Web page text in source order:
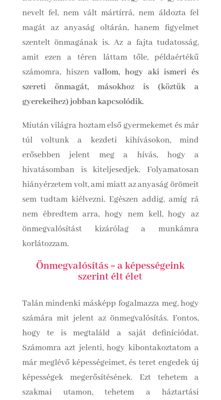
nevelt fel, nem vált mártírrá, nem áldozta fel
magát az anyaság oltárán, hanem figyelmet
szentelt önmagának is. Az a fajta tudatosság,
amit ezen a téren láttam tőle, példaértékű
számomra, hiszenvallom, hogy aki ismeri és
szereti önmagát, másokhoz is (köztük a
gyerekeihez) jobban kapcsolódik.
Miután világra hoztam első gyermekemet és már
túl voltunk a kezdeti kihívásokon, mind
erősebben jelent meg a hívás, hogy a
hivatásomban is kiteljesedjek. Folyamatosan
hiányérzetem volt, ami miatt az anyaság örömeit
sem tudtam kiélvezni. Egészen addig, amíg rá
nem ébredtem arra, hogy nem kell, hogy az
önmegvalósítást kizárólag a munkámra
korlátozzam.
Önmegvalósítás = a képességeink
szerint élt élet
Talán mindenki másképp fogalmazza meg, hogy
számára mit jelent az önmegvalósítás. Fontos,
hogy te is megtaláld a saját definíciódat.
Számomra azt jelenti, hogy kibontakoztatom a
már meglévő képességeimet, és teret engedek új
képességek megerősítésének. Ezt tehetem a
szakmai utamon, tehetem a háztartási